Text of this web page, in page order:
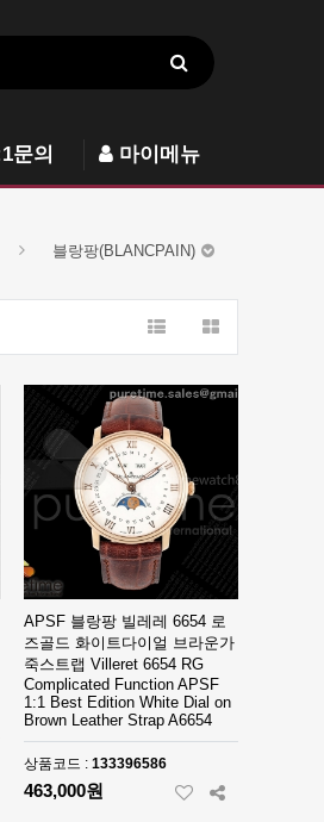
문의 마이메뉴
블랑팡(BLANCPAIN)
APSF 블랑팡 빌레레 6654 로
즈골드 화이트다이얼 브라운가
죽스트랩 Villeret 6654 RG
Complicated Function APSF
1:1 Best Edition White Dial on
Brown Leather Strap A6654
상품코드 : 133396586
463,000원